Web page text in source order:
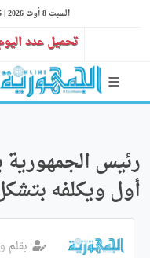
السبت 8 أوت 2026 | 25 صفر 1448
تحميل عدد
رئيس
أول ويكلفه
بقلم